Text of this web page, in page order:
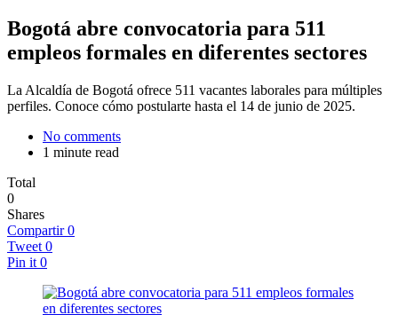
Bogotá abre convocatoria para 511
empleos formales en diferentes sectores
La Alcaldía de Bogotá ofrece 511 vacantes laborales para múltiples
perfiles. Conoce cómo postularte hasta el 14 de junio de 2025.
No comments
1 minute read
Total
0
Shares
Compartir 0
Tweet 0
Pin it 0